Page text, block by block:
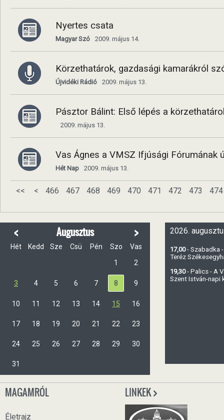
Nyertes csata
Magyar Szó 2009. május 14.
Körzethatárok, gazdasági kamarákról
Újvidéki Rádió 2009. május 13.
Pásztor Bálint: Első lépés a
2009. május 13.
Vas Ágnes a VMSZ Ifjúsági Fórumának
Hét Nap 2009. május 13.
<< < 466 467 468 469 470 471 472 473 474
< Augusztus >
Hét Kedd Sze Csü Pén Szo
Vas
1
2
3 4 5 6 7 8 9
10 11 12 13 14 15 16
17 18 19 20 21 22 23
24 25 26 27 28 29 30
31
2026.
17,00- Szabadka
Teréz
19,30- Palics - A
Szent István-napi
MAGAMRÓL
Életrajz
LINKEK